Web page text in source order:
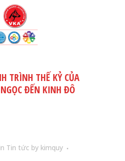
TRÌNH THẾ KỶ CỦA
ĐẾN KINH ĐÔ
in Tin tức by kimquy